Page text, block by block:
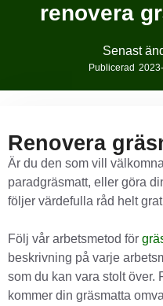
renovera
Senast
Publicerad
Renovera
Är du den som vill
paradgräsmatt, eller göra
följer värdefulla råd helt
Följ vår arbetsmetod för
beskrivning på varje
som du kan vara stolt över.
kommer din gräsmatta